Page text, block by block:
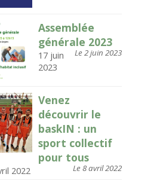
Assemblée
générale 2023
Le 2 juin 2023
17 juin
2023
Venez
découvrir le
baskIN : un
sport collectif
pour tous
Le 8 avril 2022
2022